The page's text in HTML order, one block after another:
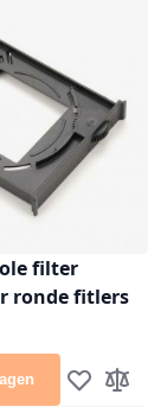
filter
ronde fitlers
Voeg toe